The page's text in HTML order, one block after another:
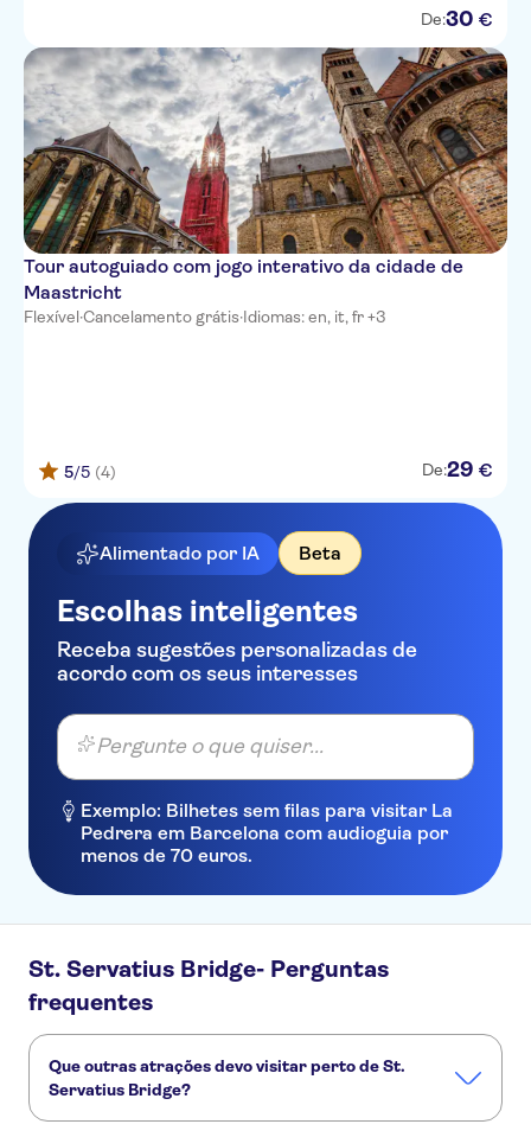
De:30 €
Tour autoguiado com jogo interativo da cidade de
Maastricht
Flexível·Cancelamento grátis·Idiomas: en, it, fr +3
5/5 (4) De:29 €
Alimentado por IA Beta
Escolhas inteligentes
Receba sugestões personalizadas de
acordo com os seus interesses
Pergunte o que quiser...
Exemplo: Bilhetes sem filas para visitar La
Pedrera em Barcelona com audioguia por
menos de 70 euros.
St. Servatius Bridge- Perguntas
frequentes
Que outras atrações devo visitar perto de St.
Servatius Bridge?